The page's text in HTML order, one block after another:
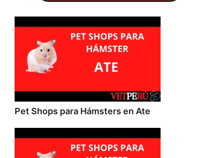
Pet Shops para Hámsters en Ate